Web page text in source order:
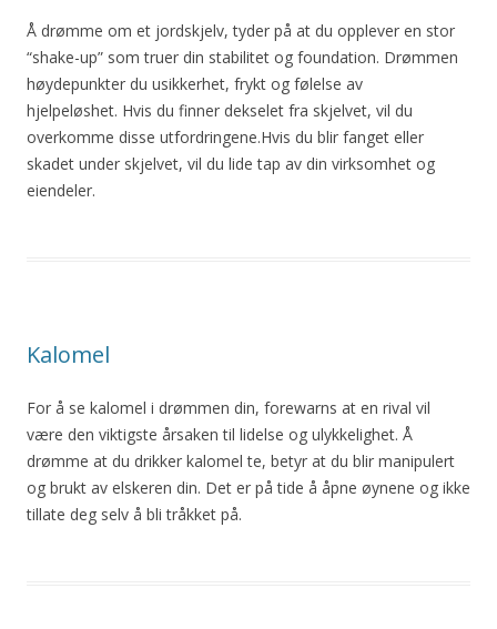
Å drømme om et jordskjelv, tyder på at du opplever en stor
“shake-up” som truer din stabilitet og foundation. Drømmen
høydepunkter du usikkerhet, frykt og følelse av
hjelpeløshet. Hvis du finner dekselet fra skjelvet, vil du
overkomme disse utfordringene.Hvis du blir fanget eller
skadet under skjelvet, vil du lide tap av din virksomhet og
eiendeler.
Kalomel
For å se kalomel i drømmen din, forewarns at en rival vil
være den viktigste årsaken til lidelse og ulykkelighet. Å
drømme at du drikker kalomel te, betyr at du blir manipulert
og brukt av elskeren din. Det er på tide å åpne øynene og ikke
tillate deg selv å bli tråkket på.